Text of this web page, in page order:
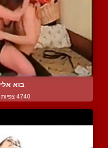
בוא
4740 צפיות